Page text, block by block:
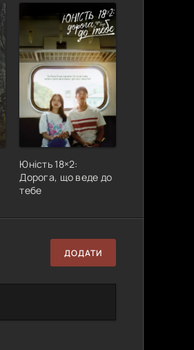
Юність 18×2:
Дорога, що веде до
тебе
ДОДАТИ